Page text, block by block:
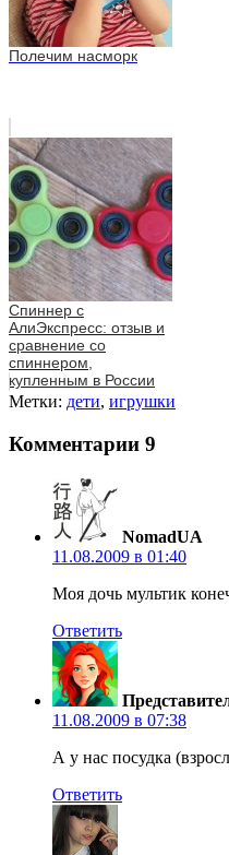
Полечим насморк
Спиннер с
АлиЭкспресс: отзыв и
сравнение со
спиннером,
купленным в России
Метки: дети, игрушки
Комментарии 9
NomadUA
11.08.2009 в 01:40
Моя дочь мультик
Ответить
11.08.2009 в 07:38
А у нас посудка
Ответить